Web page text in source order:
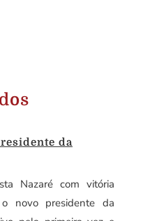
da
Nazaré com vitória
novo presidente da